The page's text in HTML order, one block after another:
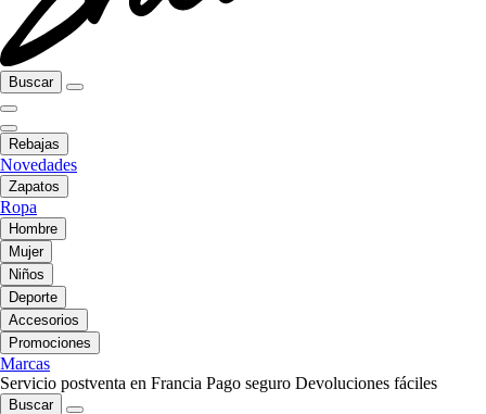
Buscar
Rebajas
Novedades
Zapatos
Ropa
Hombre
Mujer
Niños
Deporte
Accesorios
Promociones
Marcas
Servicio postventa en Francia Pago seguro Devoluciones fáciles
Buscar